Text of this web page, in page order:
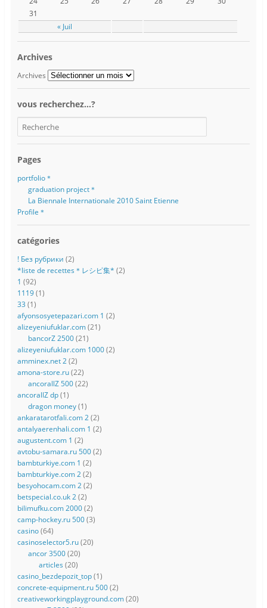
« Juil
31
Archives
Archives
vous recherchez…?
Pages
portfolio＊
graduation project＊
La Biennale Internationale 2010 Saint Etienne
Profile＊
catégories
! Без рубрики (2)
*liste de recettes＊レシピ集* (2)
1 (92)
1119(1)
33 (1)
afyonsosyetepazari.com 1 (2)
alizeyeniufuklar.com(21)
bancorZ 2500(21)
alizeyeniufuklar.com 1000(2)
amminex.net 2(2)
amona-store.ru(22)
ancorallZ 500(22)
ancorallZ dp(1)
dragon money(1)
ankaratarotfali.com 2(2)
antalyaerenhali.com 1 (2)
augustent.com 1 (2)
avtobu-samara.ru 500(2)
bambturkiye.com 1 (2)
bambturkiye.com 2(2)
besyohocam.com 2(2)
betspecial.co.uk 2(2)
bilimufku.com 2000(2)
camp-hockey.ru 500(3)
casino(64)
casinoselector5.ru(20)
ancor 3500(20)
articles (20)
casino_bezdepozit_top(1)
concrete-equipment.ru 500(2)
creativeworkingplayground.com(20)